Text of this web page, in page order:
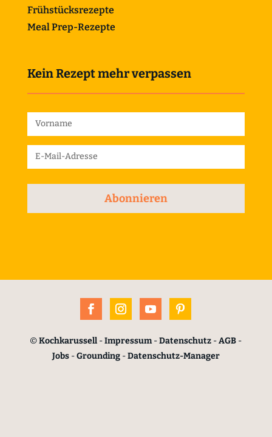
Frühstücksrezepte
Meal Prep-Rezepte
Kein Rezept mehr verpassen
Abonnieren
©Kochkarussell -Impressum-Datenschutz -AGB -
Jobs-Grounding-Datenschutz-Manager